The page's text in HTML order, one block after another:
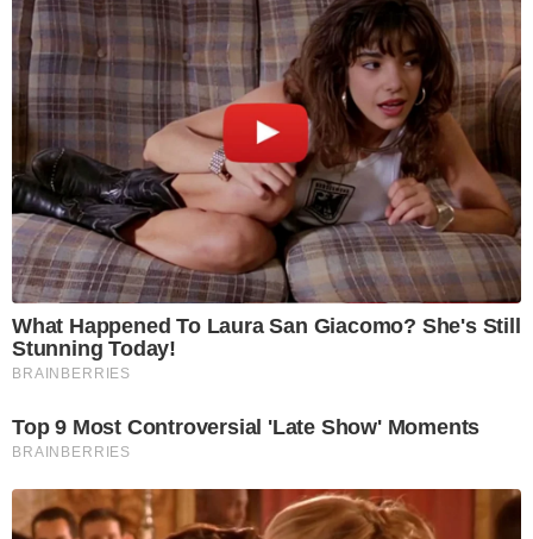
What Happened To Laura San Giacomo? She's Still
Stunning Today!
BRAINBERRIES
Top 9 Most Controversial 'Late Show' Moments
BRAINBERRIES